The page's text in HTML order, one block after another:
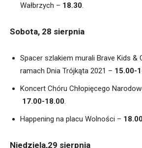
Wałbrzych – 18.30
Sobota, 28 sierpnia
Spacer szlakiem murali Brave Kids &
ramach Dnia Trójkąta 2021 – 15.00-
Koncert Chóru Chłopięcego
17.00-18.00
Happening na placu Wolności –
Niedziela,29 sierpnia